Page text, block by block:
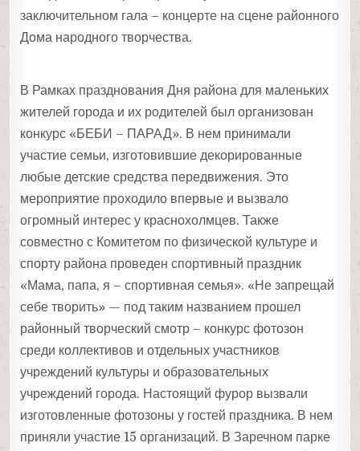
заключительном гала – концерте на сцене районного
Дома народного творчества.
В Рамках празднования Дня района для маленьких
жителей города и их родителей был организован
конкурс «БЕБИ – ПАРАД». В нем принимали
участие семьи, изготовившие декорированные
любые детские средства передвижения. Это
мероприятие проходило впервые и вызвало
огромный интерес у краснохолмцев. Также
совместно с Комитетом по физической культуре и
спорту района проведен спортивный праздник
«Мама, папа, я – спортивная семья». «Не запрещай
себе творить» — под таким названием прошел
районный творческий смотр – конкурс фотозон
среди коллективов и отдельных участников
учреждений культуры и образовательных
учреждений города. Настоящий фурор вызвали
изготовленные фотозоны у гостей праздника. В нем
приняли участие 15 организаций. В Заречном парке